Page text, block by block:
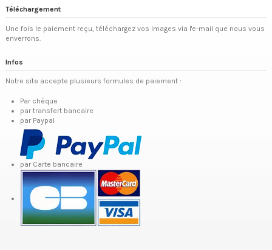
Téléchargement
Une fois le paiement reçu, téléchargez vos images via l'e-mail que nous vous
enverrons.
Infos
Notre site accepte plusieurs formules de paiement :
Par chèque
par transfert bancaire
par Paypal
par Carte bancaire